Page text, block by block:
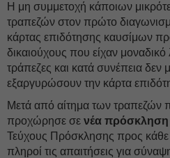
Η μη συμμετοχή κάποιων
τραπεζών στον πρώτο
κάρτας επιδότησης καυσίμων
δικαιούχους που είχαν μοναδικό
τράπεζες και κατά συνέπεια
εξαργυρώσουν την κάρτα
Μετά από αίτημα των τραπεζών
προχώρησε σε νέα πρόσκληση
Τεύχους Πρόσκλησης προς
πληροί τις απαιτήσεις για